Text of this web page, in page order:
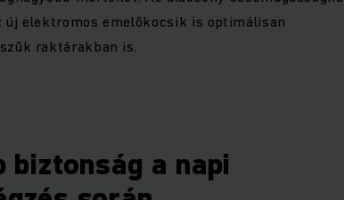
új elektromos emelőkocsik is optimálisan
raktárakban is.
biztonság a napi